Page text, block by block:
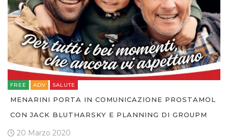
FREE ADV SALUTE
MENARINI PORTA IN COMUNICAZIONE PROSTAMOL
CON JACK BLUTHARSKY E PLANNING DI GROUPM
20 Marzo 2020